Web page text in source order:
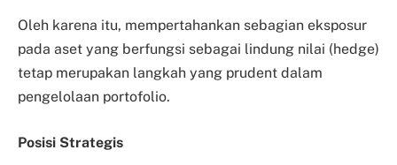
Oleh karena itu, mempertahankan sebagian eksposur
pada aset yang berfungsi sebagai lindung nilai (hedge)
tetap merupakan langkah yang prudent dalam
pengelolaan portofolio.
Posisi Strategis